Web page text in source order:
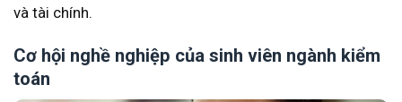
và tài chính.
Cơ hội nghề nghiệp của sinh viên ngành kiểm
toán